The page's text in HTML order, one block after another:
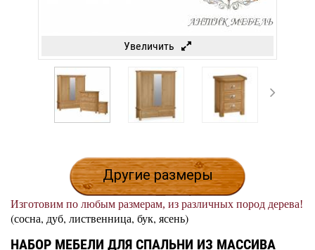
Увеличить
Другие размеры
Изготовим по любым размерам, из различных пород дерева!
(сосна, дуб, лиственница, бук, ясень)
НАБОР МЕБЕЛИ ДЛЯ СПАЛЬНИ ИЗ МАССИВА